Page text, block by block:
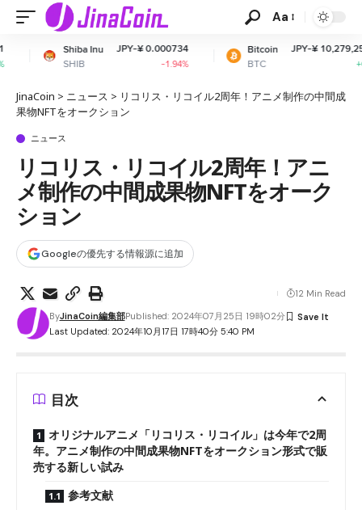
Aa
Inu
JPY-¥ 0.000734
-1.94%
Bitcoin
BTC
JPY-¥ 10,279,253.73
JinaCoin > ニュース > リコリス・リコイル2周年！アニメ制作の中間成
果物NFTをオークション
ニュース
リコリス・リコイル2周年！アニ
メ制作の中間成果物NFTをオーク
ション
Googleの優先する情報源に追加
Last Updated: 2024年10月17日 17時40分 5:40 PM
ByJinaCoin編集部Published: 2024年07月25日 19時02分
12 Min Read
目次
オリジナルアニメ「リコリス・リコイル」は今年で2周
年。アニメ制作の中間成果物NFTをオークション形式で販
売する新しい試み
参考文献